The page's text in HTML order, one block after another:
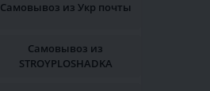
Самовывоз из Укр почты
Самовывоз из
STROYPLOSHADKA